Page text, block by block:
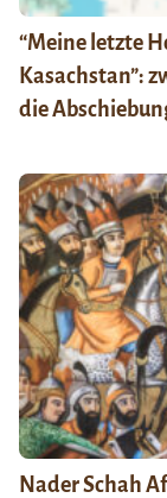
“Meine letzte
Kasachstan”:
die
Nader Schah